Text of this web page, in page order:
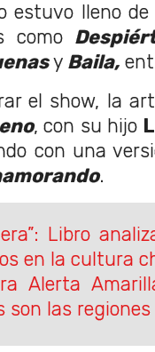
estuvo lleno
como
y Baila,
el show, la
, con su hijo
con una
.
Libro
en la cultura
Alerta
son las